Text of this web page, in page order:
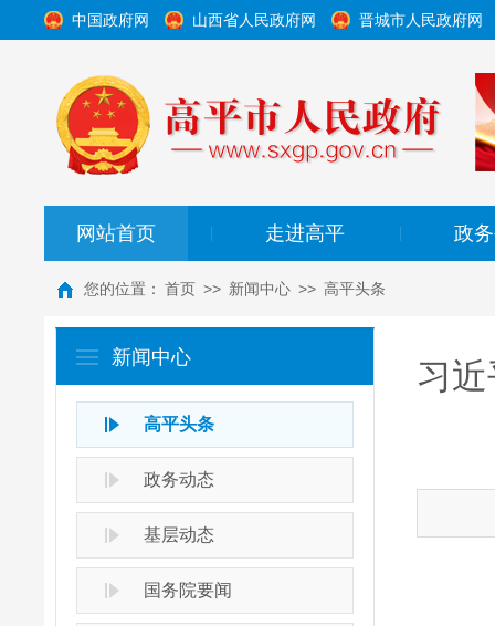
中国政府网 山西省人民政府网 晋城市人民政府网
网站首页 走进高平 政
您的位置： 首页 >> 新闻中心 >> 高平头条
新闻中心
高平头条
政务动态
基层动态
国务院要闻
习